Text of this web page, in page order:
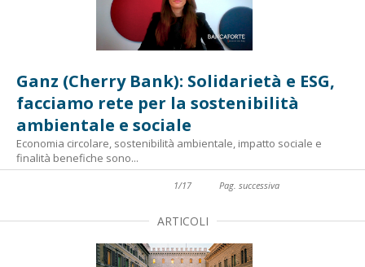
Ganz (Cherry Bank): Solidarietà e ESG,
facciamo rete per la sostenibilità
ambientale e sociale
Economia circolare, sostenibilità ambientale, impatto sociale e
finalità benefiche sono...
1/17 Pag. successiva
ARTICOLI